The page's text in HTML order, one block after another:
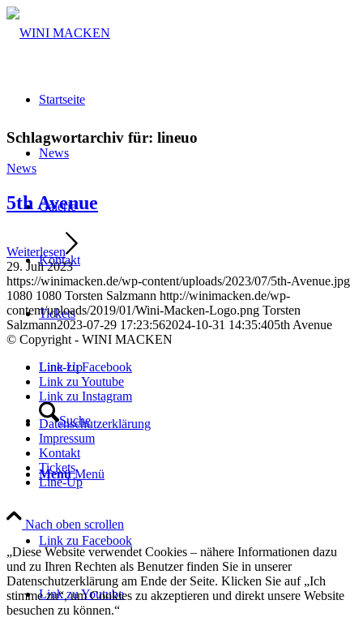
Startseite
News
Galerie
Kontakt
Tickets
Line-Up
Suche
Menü Menü
Link zu Facebook
Link zu Youtube
Schlagwortarchiv für: lineuo
News
5th Avenue
Weiterlesen
29. Juli 2023
https://winimacken.de/wp-content/uploads/2023/07/5th-Avenue.jpg
1080 1080 Torsten Salzmann http://winimacken.de/wp-
content/uploads/2019/01/Wini-Macken-Logo.png Torsten
Salzmann2023-07-29 17:23:562024-10-31 14:35:405th Avenue
© Copyright - WINI MACKEN
Link zu Facebook
Link zu Youtube
Link zu Instagram
Datenschutzerklärung
Impressum
Kontakt
Tickets
Line-Up
Nach oben scrollen
„Diese Website verwendet Cookies – nähere Informationen dazu
und zu Ihren Rechten als Benutzer finden Sie in unserer
Datenschutzerklärung am Ende der Seite. Klicken Sie auf „Ich
stimme zu“, um Cookies zu akzeptieren und direkt unsere Website
besuchen zu können.“